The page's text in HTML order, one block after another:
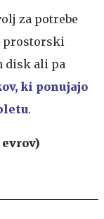
za potrebe
prostorski
disk ali pa
ki ponujajo
.
evrov)